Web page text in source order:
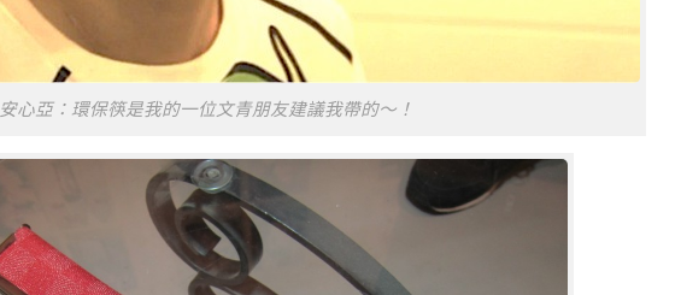
安心亞：環保筷是我的一位文青朋友建議我帶的～！